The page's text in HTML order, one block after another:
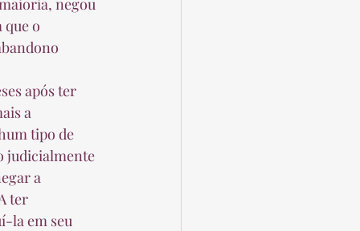
o
a
tipo de
judicialmente
a
ter
la em seu